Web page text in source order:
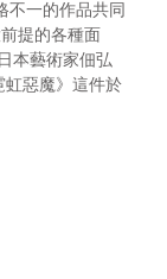
不一的作品共同
提的各種面
本藝術家佃弘
虹惡魔》這件於